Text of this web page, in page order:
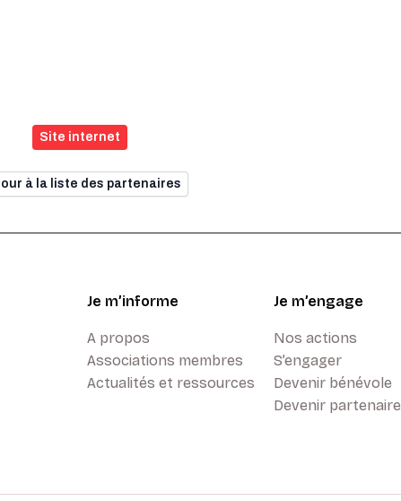
Site internet
à la liste des partenaires
Je m’informe
A propos
Associations membres
Actualités et ressources
Je m’engage
Nos actions
S’engager
Devenir bénévole
Devenir partenaire